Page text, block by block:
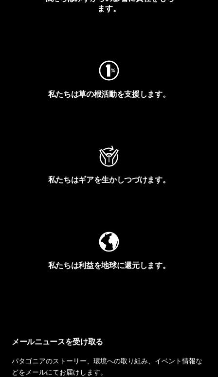
ます。
私たちは草の根活動を支援します。
私たちはギアを生かしつづけます。
私たちは利益を地球に還元します。
メールニュースを受け取る
パタゴニアのストーリー、環境への取り組み、イベント情報な
どをメールにてお届けします。